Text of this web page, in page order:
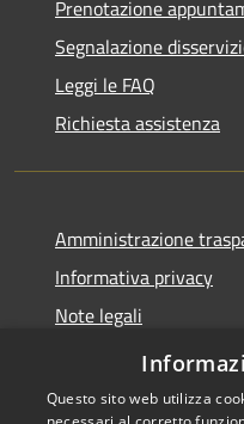
Prenotazione
Segnalazione
Leggi le FAQ
Richiesta assistenza
Amministrazione
Informativa privacy
Note legali
Dichiarazione di
Questo sito web utilizza